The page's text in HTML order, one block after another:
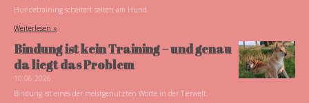
Hundetraining scheitert selten am Hund.
Weiterlesen »
Bindung ist kein Training – und genau
da liegt das Problem
10.06.2026
Bindung ist eines der meistgenutzten Worte in der Tierwelt.